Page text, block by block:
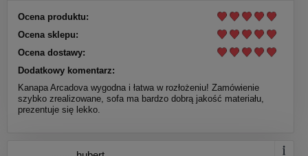
Ocena produktu:
Ocena sklepu:
Ocena dostawy:
Dodatkowy komentarz:
Kanapa Arcadova wygodna i łatwa w rozłożeniu! Zamówienie
szybko zrealizowane, sofa ma bardzo dobrą jakość materiału,
prezentuje się lekko.